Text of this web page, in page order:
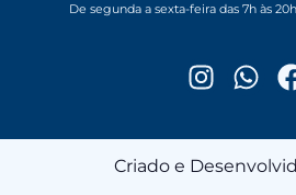
De segunda a sexta-feira das 7h às
Criado e